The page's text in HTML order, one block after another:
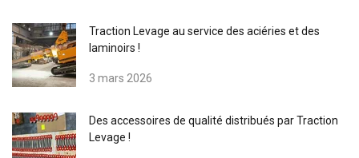
Traction Levage au service des aciéries et des
laminoirs !
3 mars 2026
Des accessoires de qualité distribués par Traction
Levage !